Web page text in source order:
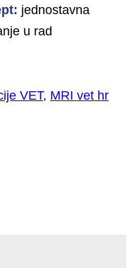
jednostavna
u rad
VET, MRI vet hr